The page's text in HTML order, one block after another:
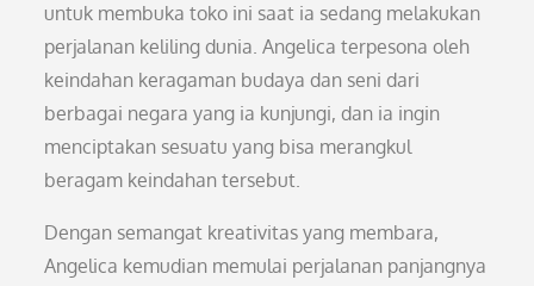
untuk membuka toko ini saat ia sedang melakukan
perjalanan keliling dunia. Angelica terpesona oleh
keindahan keragaman budaya dan seni dari
berbagai negara yang ia kunjungi, dan ia ingin
menciptakan sesuatu yang bisa merangkul
beragam keindahan tersebut.
Dengan semangat kreativitas yang membara,
Angelica kemudian memulai perjalanan panjangnya